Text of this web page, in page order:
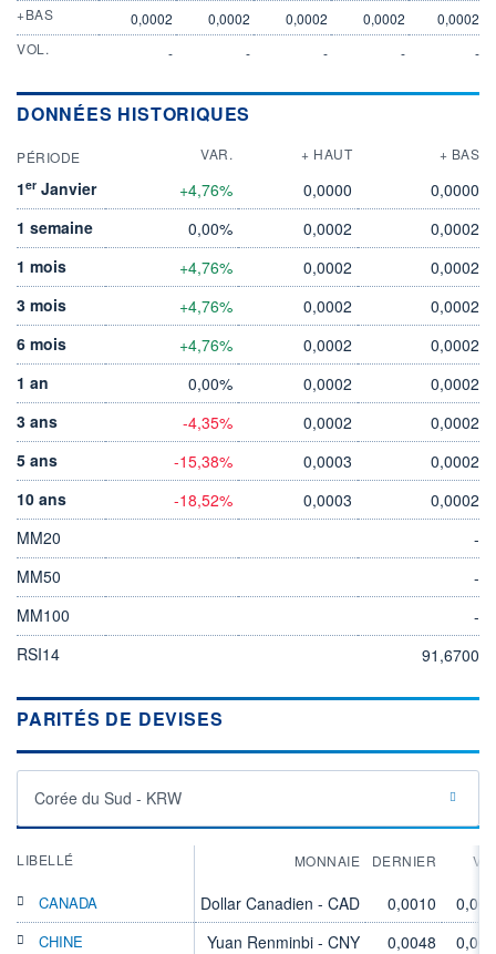
+BAS
0,0002 0,0002 0,0002 0,0002
0,0002
VOL.
- - - - -
DONNÉES HISTORIQUES
PÉRIODE VAR. + HAUT + BAS
1er Janvier +4,76% 0,0000
0,0000
1 semaine
0,00% 0,0002
0,0002
1 mois
+4,76% 0,0002
0,0002
3 mois
+4,76% 0,0002
0,0002
6 mois
+4,76% 0,0002
0,0002
1 an
0,00% 0,0002
0,0002
3 ans
-4,35% 0,0002
0,0002
5 ans
-15,38% 0,0003
0,0002
10 ans
-18,52% 0,0003
0,0002
MM20
-
MM50
-
MM100
-
RSI14
91,6700
PARITÉS DE DEVISES
Corée du Sud - KRW
LIBELLÉ MONNAIE DERNIER
CANADA Dollar Canadien - CAD 0,0010
CHINE Yuan Renminbi - CNY 0,0048